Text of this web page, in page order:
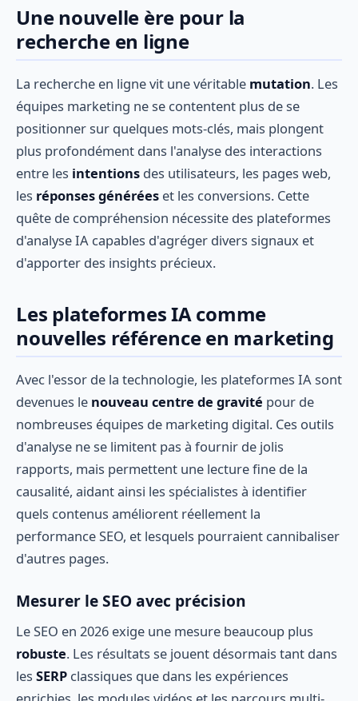
Une nouvelle ère pour la
recherche en ligne
La recherche en ligne vit une véritable mutation. Les
équipes marketing ne se contentent plus de se
positionner sur quelques mots-clés, mais plongent
plus profondément dans l'analyse des interactions
entre les intentions des utilisateurs, les pages web,
les réponses générées et les conversions. Cette
quête de compréhension nécessite des plateformes
d'analyse IA capables d'agréger divers signaux et
d'apporter des insights précieux.
Les plateformes IA comme
nouvelles référence en marketing
Avec l'essor de la technologie, les plateformes IA sont
devenues le nouveau centre de gravité pour de
nombreuses équipes de marketing digital. Ces outils
d'analyse ne se limitent pas à fournir de jolis
rapports, mais permettent une lecture fine de la
causalité, aidant ainsi les spécialistes à identifier
quels contenus améliorent réellement la
performance SEO, et lesquels pourraient cannibaliser
d'autres pages.
Mesurer le SEO avec précision
Le SEO en 2026 exige une mesure beaucoup plus
robuste. Les résultats se jouent désormais tant dans
les SERP classiques que dans les expériences